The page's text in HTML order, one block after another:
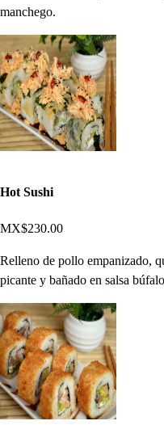
manchego.
Hot Sushi
MX$230.00
Relleno de pollo empanizado,
picante y bañado en salsa